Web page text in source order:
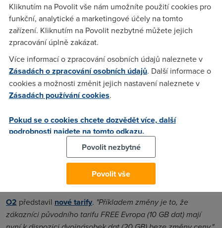
hranice, SIMka prostěpřestane fungovat. "Odstoupit od
smlouvy mohli zákazníci do 11.6. Komunikovali jsme změny s
víc jak měsíčním předstihem ve vyúčtováních či SMS,"
vysvětluje Veronika Exnerová, zástupkyně tiskové mluvčí
Vodafonu. Ale nebojte se. Podmínka platí pouze a jedině pro
datové tarify, u hlasových můžete v zahraničí surfovat i volat
podle standardních podmínek.
T-Mobilena to šel jinak. Protože se kvůli roamingu rapidně
vyjednávají zvýhodněné podmínky, ke kterým se běžný
smrtelník v podobě FO ani nepřiblíží. Operátor dal proto
podnikatelům na výběr: Buď si budeteroamovat v zahraničí
stejně jako doma a zaplatíte plnou pálku (což firmám zvedá
náklady ze stovek na tisíce), anebo budete
ale ponechají vám výhody, jak uvádíMobilMania
O2 představil nové tarify. "Příkladem změny je to, že
zákazníci původního tarifu FREE Evropa (10 GB dat) mají
Kliknutím na Povolit vše nám umožníte použití cookies pro
funkční, analytické a marketingové účely na tomto
zařízení. Kliknutím na Povolit nezbytné můžete jejich
zpracování úplně zakázat.
Více informací o zpracování osobních údajů naleznete v
Zásadách o zpracování osobních údajů. Další informace o
cookies a možnosti změnit jejich nastavení naleznete v
Zásadách používání cookies.
Pokud se o cookies chcete dozvědět více, další
podrobnosti najdete na tomto odkazu.
Povolit nezbytné
Povolit vše